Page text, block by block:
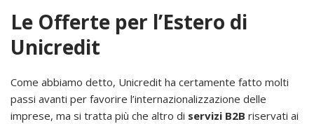
Le Offerte per l’Estero di
Unicredit
Come abbiamo detto, Unicredit ha certamente fatto molti
passi avanti per favorire l’internazionalizzazione delle
imprese, ma si tratta più che altro di servizi B2B riservati ai